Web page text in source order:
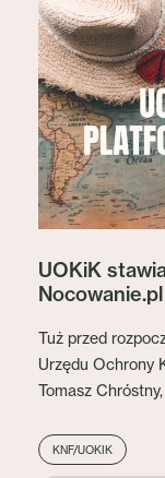
UOKiK
Nocowanie.pl
Tuż przed
Urzędu Ochrony
Tomasz
KNF/UOKIK